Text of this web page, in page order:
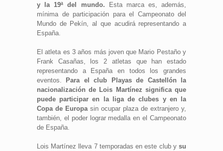
y la 19ª del mundo. Esta marca es, además,
mínima de participación para el Campeonato del
Mundo de Pekín, al que acudirá representando a
España.
El atleta es 3 años más joven que Mario Pestaño y
Frank Casañas, los 2 atletas que han estado
representando a España en todos los grandes
eventos.
Para el club Playas de Castellón la
nacionalización de Lois Martínez significa que
puede participar en la liga de clubes y en la
Copa de Europasin ocupar plaza de extranjero y,
también, el poder lograr medalla en el Campeonato
de España.
Lois Martínez lleva 7 temporadas en este club y su